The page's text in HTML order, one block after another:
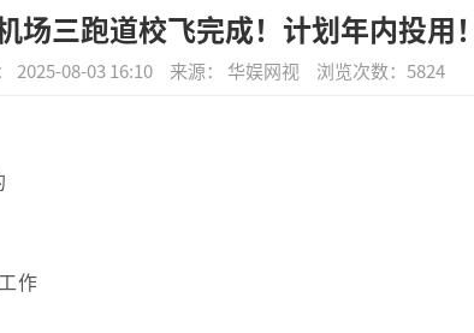
场三跑道校飞完成！计划年内投用！
2025-08-03 16:10 来源： 华娱网视 浏览次数： 5824
作